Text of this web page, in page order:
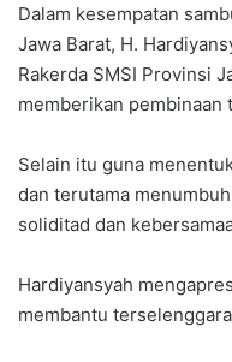
Dalam kesempatan
Jawa Barat, H.
Rakerda SMSI Provinsi
memberikan pembinaan
Selain itu guna
dan terutama
soliditad dan
Hardiyansyah
membantu